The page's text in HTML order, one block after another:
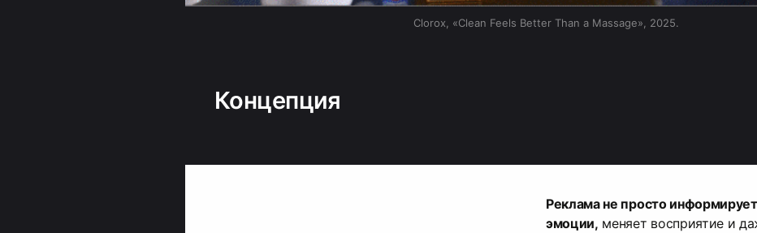
Clorox, «Clean Feels Better Than a Massage», 2025.
Концепция
Реклама не просто
эмоции, меняет восприятие и